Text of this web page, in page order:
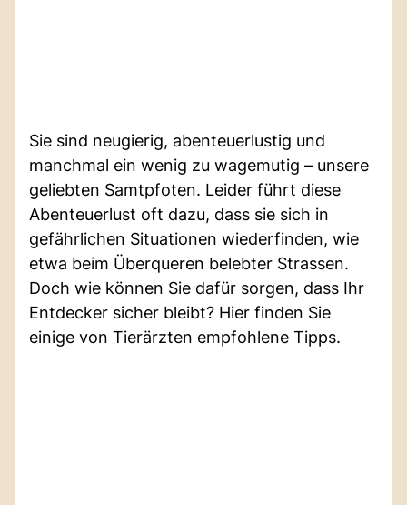
Sie sind neugierig, abenteuerlustig und
manchmal ein wenig zu wagemutig – unsere
geliebten Samtpfoten. Leider führt diese
Abenteuerlust oft dazu, dass sie sich in
gefährlichen Situationen wiederfinden, wie
etwa beim Überqueren belebter Strassen.
Doch wie können Sie dafür sorgen, dass Ihr
Entdecker sicher bleibt? Hier finden Sie
einige von Tierärzten empfohlene Tipps.